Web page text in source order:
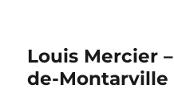
Louis Mercier
de-Montarville